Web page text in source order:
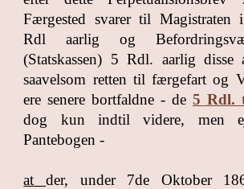
Færgested svarer til Magistraten
Rdl aarlig og
(Statskassen) 5 Rdl. aarlig disse
saavelsom retten til færgefart og
ere senere bortfaldne - de 5 Rdl.
dog kun indtil videre, men
Pantebogen -
atder, under 7de Oktober